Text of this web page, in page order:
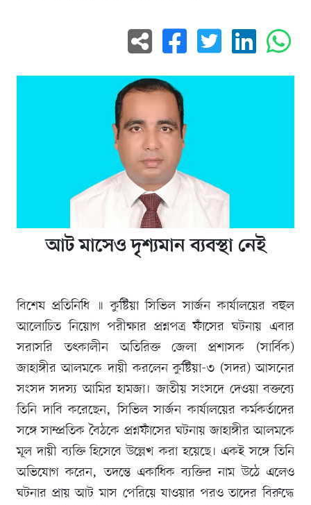
আট মাসেও দৃশ্যমান ব্যবস্থা নেই
বিশেষ প্রতিনিধি ॥ কুষ্টিয়া সিভিল সার্জন কার্যালয়ের বহুল
আলোচিত নিয়োগ পরীক্ষার প্রশ্নপত্র ফাঁসের ঘটনায় এবার
সরাসরি তৎকালীন অতিরিক্ত জেলা প্রশাসক (সার্বিক)
জাহাঙ্গীর আলমকে দায়ী করলেন কুষ্টিয়া-৩ (সদর) আসনের
সংসদ সদস্য আমির হামজা। জাতীয় সংসদে দেওয়া বক্তব্যে
তিনি দাবি করেছেন, সিভিল সার্জন কার্যালয়ের কর্মকর্তাদের
সঙ্গে সাম্প্রতিক বৈঠকে প্রশ্নফাঁসের ঘটনায় জাহাঙ্গীর আলমকে
মূল দায়ী ব্যক্তি হিসেবে উল্লেখ করা হয়েছে। একই সঙ্গে তিনি
অভিযোগ করেন, তদন্তে একাধিক ব্যক্তির নাম উঠে এলেও
ঘটনার প্রায় আট মাস পেরিয়ে যাওয়ার পরও তাদের বিরুদ্ধে